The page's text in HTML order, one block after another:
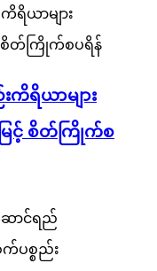
ကိရိယာများ
င့် စိတ်ကြိုက်စ
ောင်ရည်
ပစ္စည်း